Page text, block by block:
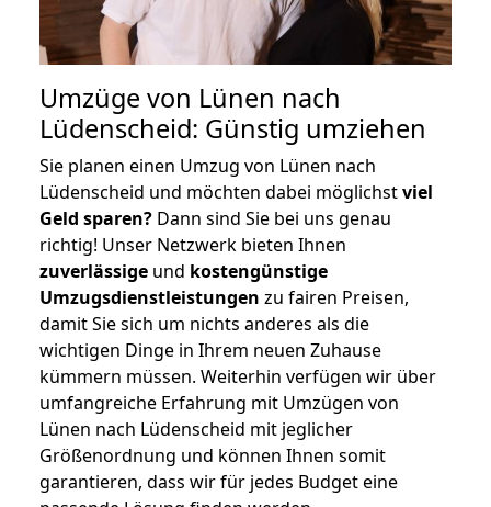
Umzüge von Lünen nach
Lüdenscheid: Günstig umziehen
Sie planen einen Umzug von Lünen nach
Lüdenscheid und möchten dabei möglichstviel
Geld sparen? Dann sind Sie bei uns genau
richtig! Unser Netzwerk bieten Ihnen
zuverlässige und kostengünstige
Umzugsdienstleistungen zu fairen Preisen,
damit Sie sich um nichts anderes als die
wichtigen Dinge in Ihrem neuen Zuhause
kümmern müssen. Weiterhin verfügen wir über
umfangreiche Erfahrung mit Umzügen von
Lünen nach Lüdenscheid mit jeglicher
Größenordnung und können Ihnen somit
garantieren, dass wir für jedes Budget eine